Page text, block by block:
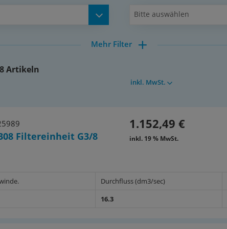
Bitte auswählen
Mehr Filter
Artikeln
inkl. MwSt.
Filtereinheit G3/8
1.152,49 €
inkl. 19 % MwSt.
Durchfluss (dm3/sec)
16.3